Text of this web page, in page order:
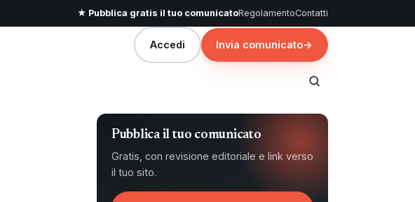
★ Pubblica gratis il tuo comunicatoRegolamentoContatti
Accedi Invia comunicato→
Pubblica il tuo comunicato
Gratis, con revisione editoriale e link verso
il tuo sito.